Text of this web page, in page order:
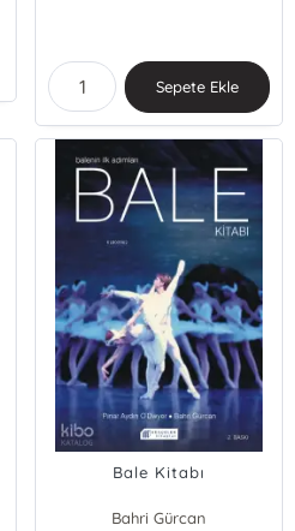
Sepete Ekle
Bale Kitabı
Bahri Gürcan